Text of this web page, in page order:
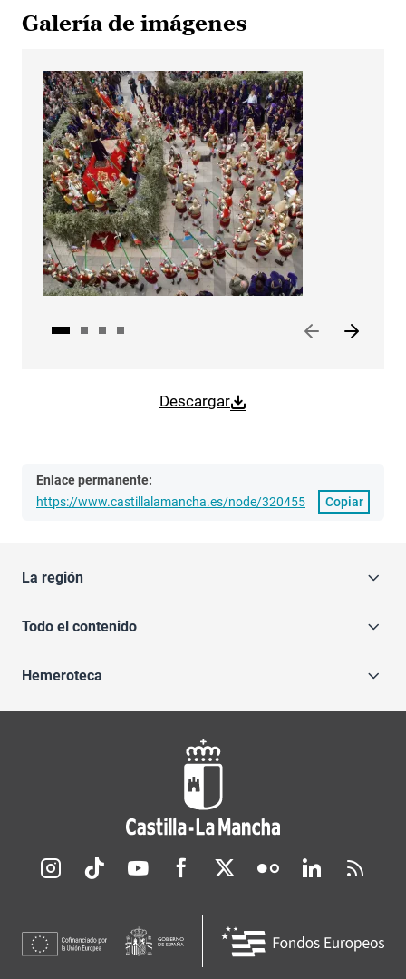
Galería de imágenes
Descargar
Enlace permanente:
https://www.castillalamancha.es/node/320455
Copiar
La región
Todo el contenido
Hemeroteca
Redes sociales JCCM